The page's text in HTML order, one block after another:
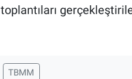
toplantıları
TBMM